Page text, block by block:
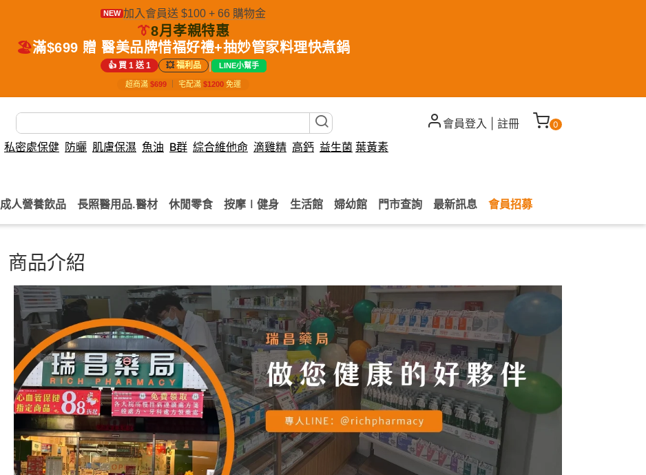
NEW 加入會員送 $100 + 66 購物金
👔8月孝親特惠
🏖️滿$699 贈 醫美品牌惜福好禮+抽妙管家料理快煮鍋
👍 買 1 送 1 💥福利品 | LINE小幫手
超商滿 $699 宅配滿 $1200 免運
私密處保健 防曬 肌膚保濕 魚油 B群 綜合維他命 滴雞精 高鈣 益生菌 葉黃素
會員登入 註冊 0
成人營養飲品 長照醫用品.醫材 休閒零食 按摩∣健身 生活館 婦幼館 門市查詢 最新訊息 會員招募
商品介紹